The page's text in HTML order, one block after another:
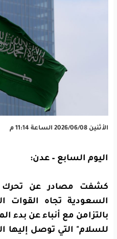
الأثنين 2026/06/08 الساعة 11:14 م
اليوم السابع – عدن:
كشفت مصادر عن تحرك
السعودية تجاه القوات
بالتزامن مع أنباء عن بدء
للسلام" التي توصل إليها